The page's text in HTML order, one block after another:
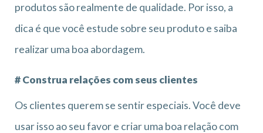
produtos são realmente de qualidade. Por isso, a
dica é que você estude sobre seu produto e saiba
realizar uma boa abordagem.
# Construa relações com seus clientes
Os clientes querem se sentir especiais. Você deve
usar isso ao seu favor e criar uma boa relação com